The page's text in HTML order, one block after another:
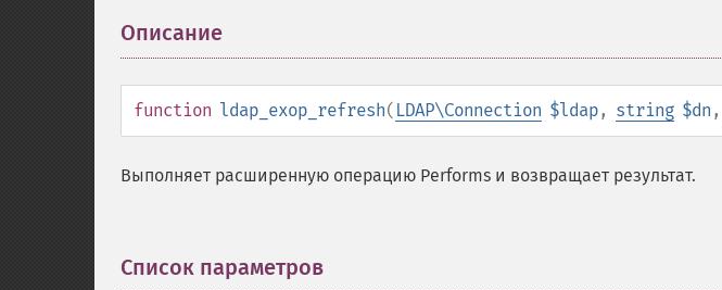
Описание
function ldap_exop_refresh( LDAP\Connection $ldap, string $dn ,
Выполняет расширенную операцию Performs и возвращает результат.
Список параметров